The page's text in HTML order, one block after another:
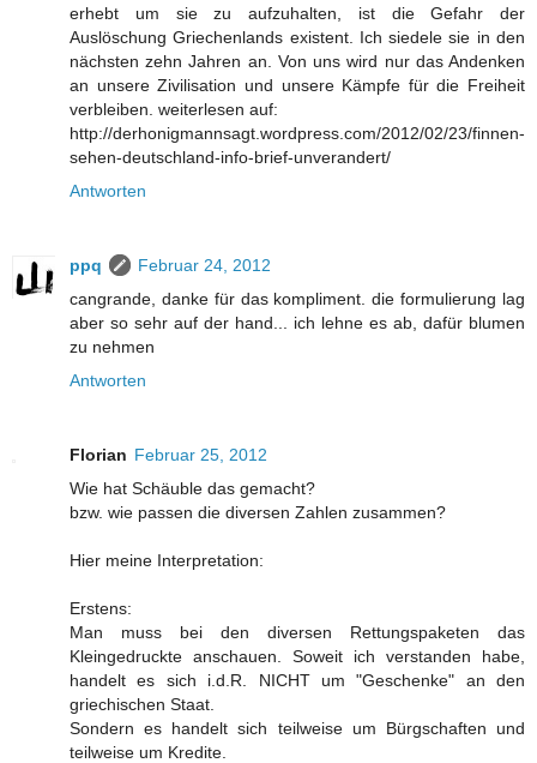
erhebt um sie zu aufzuhalten, ist die Gefahr der
Auslöschung Griechenlands existent. Ich siedele sie in den
nächsten zehn Jahren an. Von uns wird nur das Andenken
an unsere Zivilisation und unsere Kämpfe für die Freiheit
verbleiben. weiterlesen auf:
http://derhonigmannsagt.wordpress.com/2012/02/23/finnen-
sehen-deutschland-info-brief-unverandert/
Antworten
ppq
Februar 24, 2012
cangrande, danke für das kompliment. die formulierung lag
aber so sehr auf der hand... ich lehne es ab, dafür blumen
zu nehmen
Antworten
Florian Februar 25, 2012
Wie hat Schäuble das gemacht?
bzw. wie passen die diversen Zahlen zusammen?
Hier meine Interpretation:
Erstens:
Man muss bei den diversen Rettungspaketen das
Kleingedruckte anschauen. Soweit ich verstanden habe,
handelt es sich i.d.R. NICHT um "Geschenke" an den
griechischen Staat.
Sondern es handelt sich teilweise um Bürgschaften und
teilweise um Kredite.